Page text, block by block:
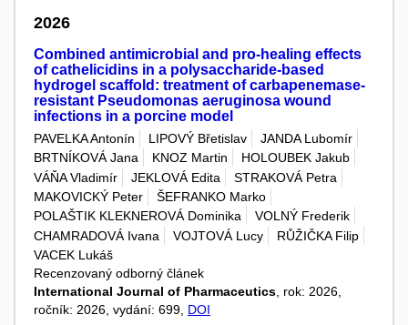
2026
Combined antimicrobial and pro-healing effects
of cathelicidins in a polysaccharide-based
hydrogel scaffold: treatment of carbapenemase-
resistant Pseudomonas aeruginosa wound
infections in a porcine model
PAVELKA Antonín LIPOVÝ Břetislav
JANDA Lubomír
BRTNÍKOVÁ Jana
KNOZ Martin
HOLOUBEK Jakub
VÁŇA Vladimír
JEKLOVÁ Edita
STRAKOVÁ Petra
MAKOVICKÝ Peter
ŠEFRANKO Marko
POLAŠTIK KLEKNEROVÁ Dominika
VOLNÝ Frederik
CHAMRADOVÁ Ivana
VOJTOVÁ Lucy
RŮŽIČKA Filip
VACEK Lukáš
Recenzovaný odborný článek
International Journal of Pharmaceutics , rok: 2026,
ročník: 2026, vydání: 699, DOI